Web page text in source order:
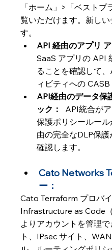
「ホーム」>「ベスト
覧いただけます。新し
す。
API 経由のアプリ
SaaS アプリの API
ることを確認して
ィビティへの CASB
API経由のデータ保
ック： API統合が
保護ポリシールー
由の完全なDLP保
確認します。
Cato Networks
ー：
Cato Terraform プロバ
Infrastructure as Code
よりアカウントを管理
ト、IPsec サイト、